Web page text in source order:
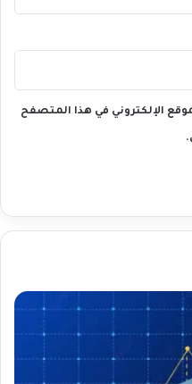
الإلكتروني في هذا المتصفح